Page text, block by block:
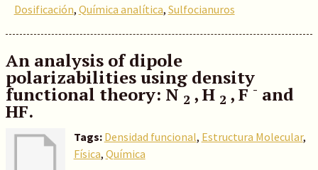
Dosificación, Química analítica, Sulfocianuros
An analysis of dipole
polarizabilities using density
functional theory: N2 , H 2 , F - and
HF.
Tags: Densidad funcional, Estructura Molecular,
Física, Química